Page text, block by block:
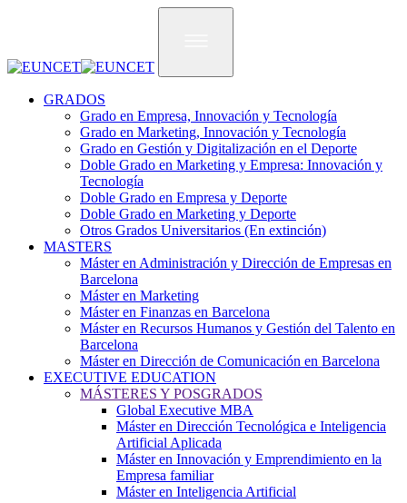
principal
GRADOS
Grado en Empresa, Innovación y Tecnología
Grado en Marketing, Innovación y Tecnología
Grado en Gestión y Digitalización en el Deporte
Doble Grado en Marketing y Empresa: Innovación y
Tecnología
Doble Grado en Empresa y Deporte
Doble Grado en Marketing y Deporte
Otros Grados Universitarios (En extinción)
MASTERS
Máster en Administración y Dirección de Empresas en
Barcelona
Máster en Marketing
Máster en Finanzas en Barcelona
Máster en Recursos Humanos y Gestión del Talento en
Barcelona
Máster en Dirección de Comunicación en Barcelona
EXECUTIVE EDUCATION
MÁSTERES Y POSGRADOS
Global Executive MBA
Máster en Dirección Tecnológica e Inteligencia
Artificial Aplicada
Máster en Innovación y Emprendimiento en la
Empresa familiar
Máster en Inteligencia Artificial